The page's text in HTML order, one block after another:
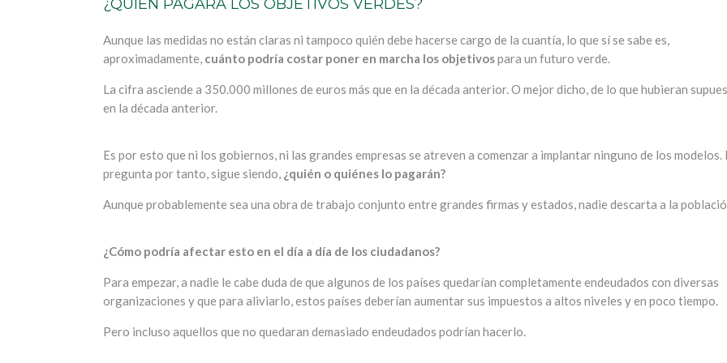
¿QUIÉN PAGARÁ LOS OBJETIVOS VERDES?
Aunque las medidas no están claras ni tampoco quién debe hacerse cargo de la cuantía, lo que sí se sabe es,
aproximadamente, cuánto podría costar poner en marcha los objetivospara un futuro verde.
La cifra asciende a 350.000 millones de euros más que en la década anterior. O mejor dicho, de lo que hubieran
en la década anterior.
Es por esto que ni los gobiernos, ni las grandes empresas se atreven a comenzar a implantar ninguno de los modelos.
pregunta por tanto, sigue siendo, ¿quién o quiénes lo pagarán?
Aunque probablemente sea una obra de trabajo conjunto entre grandes firmas y estados, nadie descarta a la
¿Cómo podría afectar esto en el día a día de los ciudadanos?
Para empezar, a nadie le cabe duda de que algunos de los países quedarían completamente endeudados con diversas
organizaciones y que para aliviarlo, estos países deberían aumentar sus impuestos a altos niveles y en poco tiempo.
Pero incluso aquellos que no quedaran demasiado endeudados podrían hacerlo.